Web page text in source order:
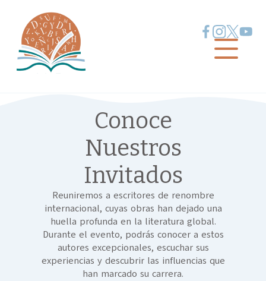
Conoce
Nuestros
Invitados
Reuniremos a escritores de renombre
internacional, cuyas obras han dejado una
huella profunda en la literatura global.
Durante el evento, podrás conocer a estos
autores excepcionales, escuchar sus
experiencias y descubrir las influencias que
han marcado su carrera.